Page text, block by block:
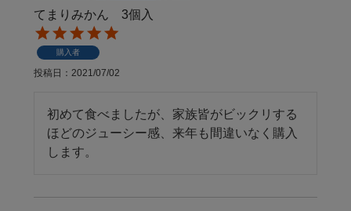
てまりみかん 3個入
購入者
投稿日 2021/07/02
初めて食べましたが、家族皆がビックリする
ほどのジューシー感、来年も間違いなく購入
します。